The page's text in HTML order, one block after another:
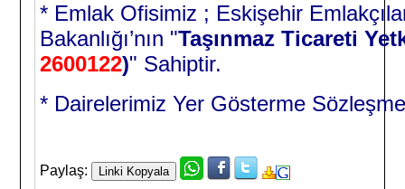
* Emlak Ofisimiz ; Eskişehir
Bakanlığı’nın "Taşınmaz Ticareti
2600122)" Sahiptir.
* Dairelerimiz Yer Gösterme
Paylaş: